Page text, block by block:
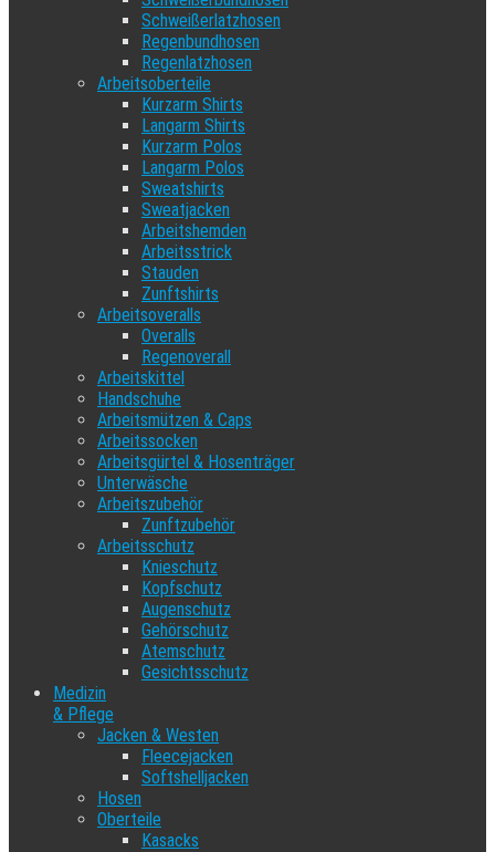
Schweißerlatzhosen
Regenbundhosen
Regenlatzhosen
Arbeitsoberteile
Kurzarm Shirts
Langarm Shirts
Kurzarm Polos
Langarm Polos
Sweatshirts
Sweatjacken
Arbeitshemden
Arbeitsstrick
Stauden
Zunftshirts
Arbeitsoveralls
Overalls
Regenoverall
Arbeitskittel
Handschuhe
Arbeitsmützen & Caps
Arbeitssocken
Arbeitsgürtel & Hosenträger
Unterwäsche
Arbeitszubehör
Zunftzubehör
Arbeitsschutz
Knieschutz
Kopfschutz
Augenschutz
Gehörschutz
Atemschutz
Gesichtsschutz
Medizin
& Pflege
Jacken & Westen
Fleecejacken
Softshelljacken
Hosen
Oberteile
Kasacks